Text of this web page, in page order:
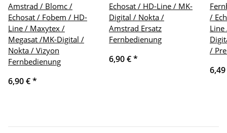
Amstrad / Blomc /
Echosat / Fobem / HD-
Line / Maxytex /
Megasat /MK-Digital /
Nokta / Vizyon
Fernbedienung
6,90 €*
Echosat / HD-Line / MK-
Digital / Nokta /
Amstrad Ersatz
Fernbedienung
6,90 €*
/
Line
/